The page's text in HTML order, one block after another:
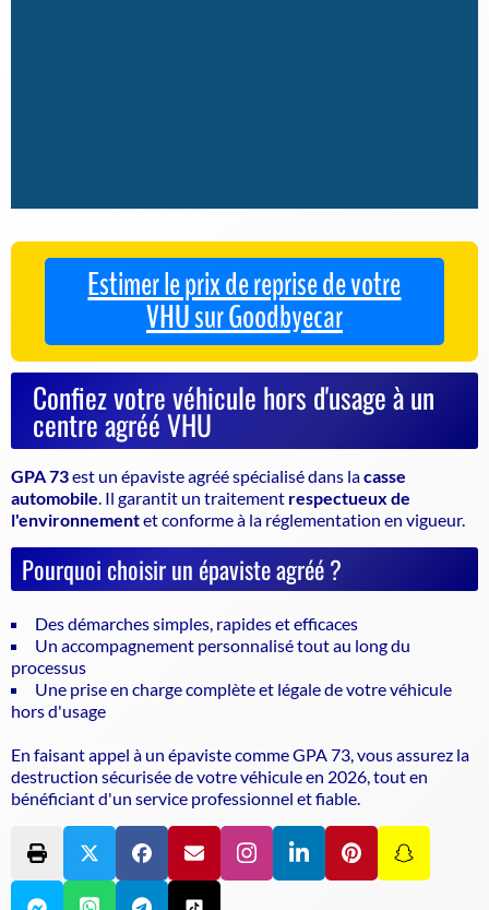
Estimer le prix de reprise de votre
VHU sur Goodbyecar
Confiez votre véhicule hors d'usage à un
centre agréé VHU
GPA 73est un épaviste agrééspécialisé dans lacasse
automobile . Il garantit un traitement respectueux de
l'environnementet conforme à la réglementation en vigueur.
Pourquoi choisir un épaviste agréé ?
Des démarches simples, rapides et efficaces
Un accompagnement personnalisé tout au long du
processus
Une prise en charge complète et légale de votre véhicule
hors d'usage
En faisant appel à un épavistecomme GPA 73, vous assurez la
destruction sécurisée de votre véhicule en 2026, tout en
bénéficiant d'un service professionnel et fiable.